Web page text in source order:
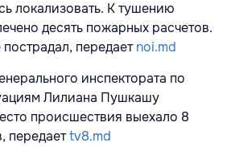
локализовать. К тушению
десять пожарных расчетов.
передаетnoi.md
инспектората по
Лилиана Пушкашу
происшествия выехало 8
передаетtv8.md